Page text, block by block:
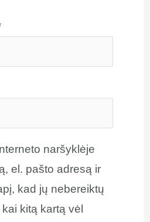
naršyklėje
el. pašto adresą ir
kad jų nebereiktų
kitą kartą vėl